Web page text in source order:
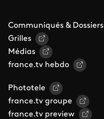
Communiqués & Dossiers
Grilles
Médias
france.tv hebdo
Phototele
france.tv groupe
france.tv preview